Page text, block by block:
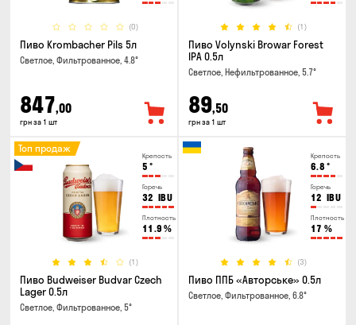
(0)
Пиво Krombacher Pils 5л
Светлое, Фильтрованное, 4.8°
847,00
грн за 1 шт
(1)
Пиво Volynski Browar Forest
IPA 0.5л
Светлое, Нефильтрованное, 5.7°
89,50
грн за 1 шт
Крепость
5 °
Горечь
32 IBU
Плотность
11.9 %
(1)
Топ продаж
Пиво Budweiser Budvar Czech
Lager 0.5л
Светлое, Фильтрованное, 5°
Крепость
6.8 °
Горечь
12 IBU
Плотность
17 %
(3)
Пиво ППБ «Авторське» 0.5л
Светлое, Фильтрованное, 6.8°